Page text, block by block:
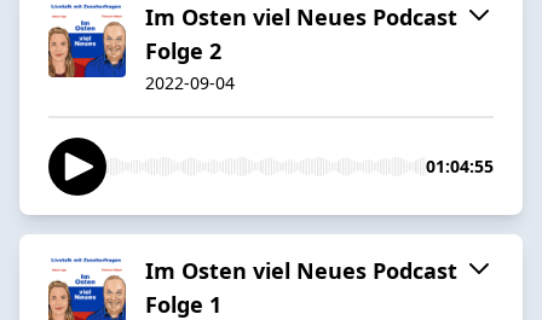
Im Osten viel Neues Podcast
Folge 2
2022-09-04
01:04:55
Im Osten viel Neues Podcast
Folge 1